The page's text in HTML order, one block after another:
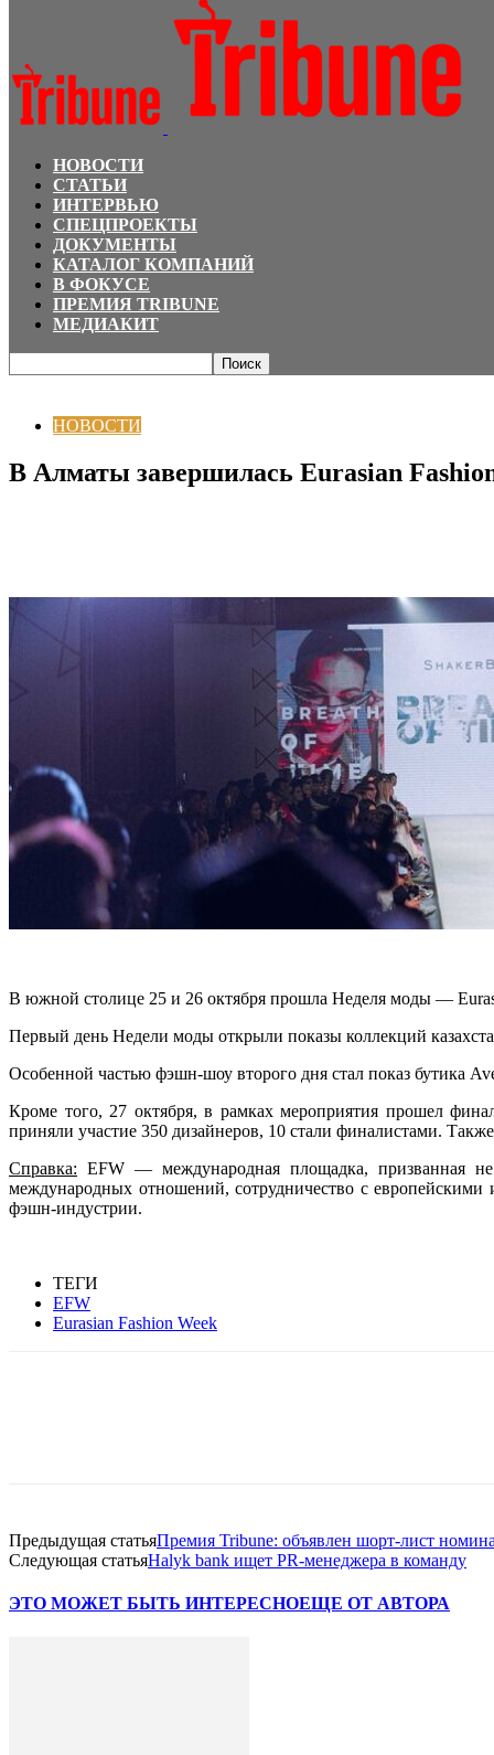
НОВОСТИ
СТАТЬИ
ИНТЕРВЬЮ
СПЕЦПРОЕКТЫ
ДОКУМЕНТЫ
КАТАЛОГ КОМПАНИЙ
В ФОКУСЕ
ПРЕМИЯ TRIBUNE
МЕДИАКИТ
НОВОСТИ
В Алматы завершилась Eurasian
В южной столице 25 и 26 октября прошла Неделя моды —
Первый день Недели моды открыли показы коллекций
Особенной частью фэшн-шоу второго дня стал показ бутика
Кроме того, 27 октября, в рамках мероприятия прошел
приняли участие 350 дизайнеров, 10 стали финалистами. Т
Справка: EFW — международная площадка, призванная
международных отношений, сотрудничество с
фэшн-индустрии.
ТЕГИ
EFW
Eurasian Fashion Week
Предыдущая статьяПремия Tribune: объявлен шорт-лист
Следующая статьяHalyk bank ищет PR-менеджера в команду
ЭТО МОЖЕТ БЫТЬ ИНТЕРЕСНОЕЩЕ ОТ АВТОРА